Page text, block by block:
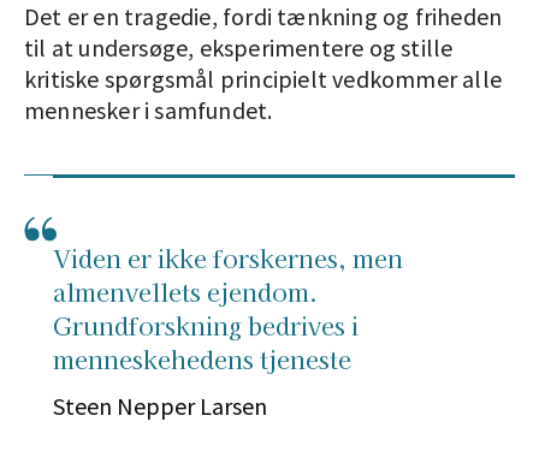
Det er en tragedie, fordi tænkning og friheden
til at undersøge, eksperimentere og stille
kritiske spørgsmål principielt vedkommer alle
mennesker i samfundet.
Viden er ikke forskernes, men
almenvellets ejendom.
Grundforskning bedrives i
menneskehedens tjeneste
Steen Nepper Larsen